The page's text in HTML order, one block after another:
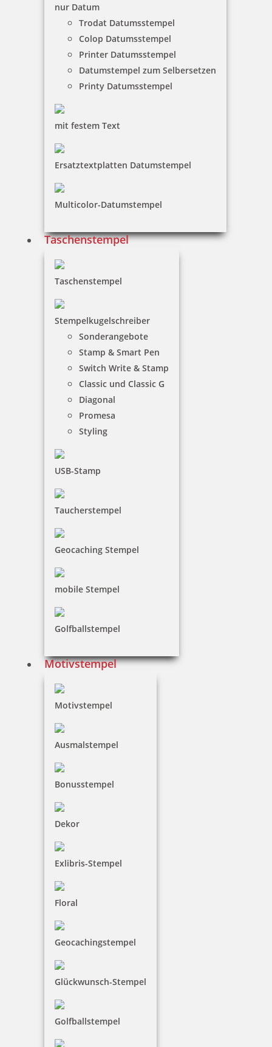
nur Datum
Trodat Datumsstempel
Colop Datumsstempel
Printer Datumsstempel
Datumstempel zum Selbersetzen
Printy Datumsstempel
mit festem Text
Ersatztextplatten Datumstempel
Multicolor-Datumstempel
Taschenstempel
Taschenstempel
Stempelkugelschreiber
Sonderangebote
Stamp & Smart Pen
Switch Write & Stamp
Classic und Classic G
Diagonal
Promesa
Styling
USB-Stamp
Taucherstempel
Geocaching Stempel
mobile Stempel
Golfballstempel
Motivstempel
Motivstempel
Ausmalstempel
Bonusstempel
Dekor
Exlibris-Stempel
Floral
Geocachingstempel
Glückwunsch-Stempel
Golfballstempel
Osterstempel 07 Holz Frohe Ostern
8,70 €
Jetzt gestalten
11,75 €
Jetzt gestalten
Osterstempel 11 Holz Motiv Vogel mit Blume
10,40 €
Jetzt gestalten
Runder Osterstempel 24 Holz Vogel mit Blume